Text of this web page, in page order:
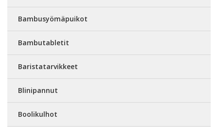
Bambusyömäpuikot
Bambutabletit
Baristatarvikkeet
Blinipannut
Boolikulhot